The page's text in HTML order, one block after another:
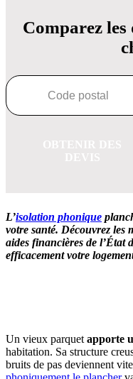
Comparez les
L’isolation phonique
votre santé. Découvrez les
aides financières de l’État
efficacement votre
Un vieux parquet apporte
habitation. Sa structure
bruits de pas deviennent